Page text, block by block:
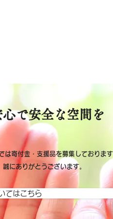
で安全な空間を
寄付金・支援品を募集しておりま
にありがとうございます。
てはこちら